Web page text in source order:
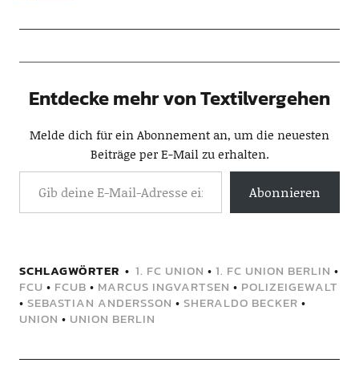
Entdecke mehr von Textilvergehen
Melde dich für ein Abonnement an, um die neuesten
Beiträge per E-Mail zu erhalten.
Abonnieren
SCHLAGWÖRTER 1. FC UNION • 1. FC UNION BERLIN •
FCU • FCUB • MARCUS INGVARTSEN • POLIZEIGEWALT
• SEBASTIAN ANDERSSON • SHERALDO BECKER •
UNION • UNION BERLIN